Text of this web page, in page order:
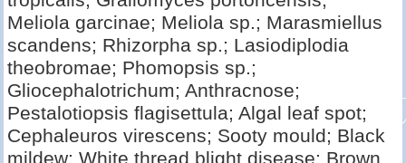
Meliola garcinae; Meliola sp.; Marasmiellus
scandens; Rhizorpha sp.; Lasiodiplodia
theobromae; Phomopsis sp.;
Gliocephalotrichum; Anthracnose;
Pestalotiopsis flagisettula; Algal leaf spot;
Cephaleuros virescens; Sooty mould; Black
mildew; White thread blight disease; Brown